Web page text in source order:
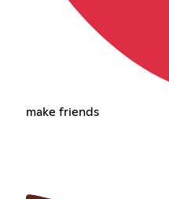
make friends